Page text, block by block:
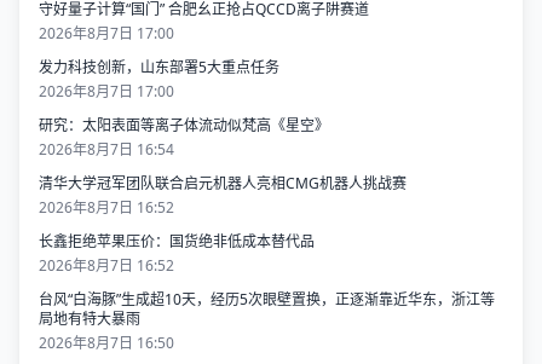
守好量子计算“国门” 合肥幺正抢占QCCD离子阱赛道
2026年8月7日 17:00
发力科技创新，山东部署5大重点任务
2026年8月7日 17:00
研究：太阳表面等离子体流动似梵高《星空》
2026年8月7日 16:54
清华大学冠军团队联合启元机器人亮相CMG机器人挑战赛
2026年8月7日 16:52
长鑫拒绝苹果压价：国货绝非低成本替代品
2026年8月7日 16:52
台风“白海豚”生成超10天，经历5次眼壁置换，正逐渐靠近华东，浙江等
局地有特大暴雨
2026年8月7日 16:50